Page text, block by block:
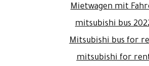
Mietwagen mit
mitsubishi bus
Mitsubishi bus for
mitsubishi for